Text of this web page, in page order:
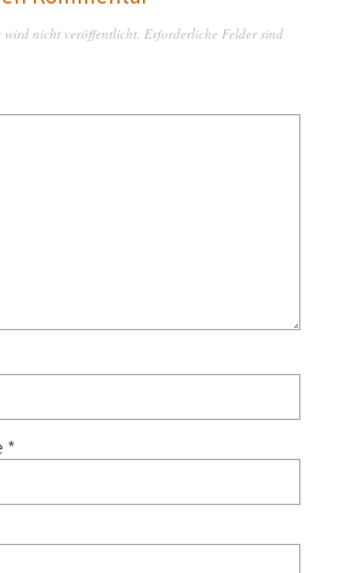
wird nicht veröffentlicht. Erforderliche Felder sind
*